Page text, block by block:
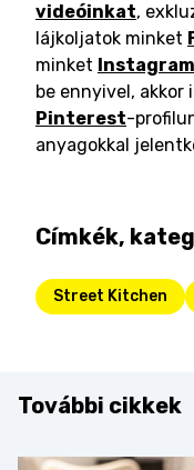
videóinkat,
lájkoljatok minket
minket
be ennyivel,
Pinterest-
anyagokkal
Címkék,
Street Kitchen
További cikkek